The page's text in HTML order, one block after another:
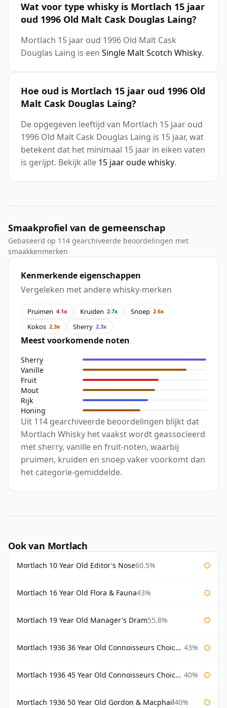
Wat voor type whisky is Mortlach 15 jaar
oud 1996 Old Malt Cask Douglas Laing?
Mortlach 15 jaar oud 1996 Old Malt Cask
Douglas Laing is een Single Malt Scotch Whisky.
Hoe oud is Mortlach 15 jaar oud 1996 Old
Malt Cask Douglas Laing?
De opgegeven leeftijd van Mortlach 15 jaar oud
1996 Old Malt Cask Douglas Laing is 15 jaar, wat
betekent dat het minimaal 15 jaar in eiken vaten
is gerijpt. Bekijk alle 15 jaar oude whisky.
Smaakprofiel van de gemeenschap
Gebaseerd op 114 gearchiveerde beoordelingen met
smaakkenmerken
Kenmerkende eigenschappen
Vergeleken met andere whisky-merken
Pruimen 4.1x Kruiden 2.7x Snoep 2.6x
Kokos 2.3x Sherry 2.3x
Meest voorkomende noten
Sherry
Vanille
Fruit
Mout
Rijk
Honing
Uit 114 gearchiveerde beoordelingen blijkt dat
Mortlach Whisky het vaakst wordt geassocieerd
met sherry, vanille en fruit-noten, waarbij
pruimen, kruiden en snoep vaker voorkomt dan
het categorie-gemiddelde.
Ook van Mortlach
Mortlach 10 Year Old Editor's Nose60.5%
Mortlach 16 Year Old Flora & Fauna43%
Mortlach 19 Year Old Manager's Dram55.8%
Mortlach 1936 36 Year Old Connoisseurs Choice Gordon & Macphail 43%
Mortlach 1936 45 Year Old Connoisseurs Choice Gordon & Macphail 40%
Mortlach 1936 50 Year Old Gordon & Macphail40%